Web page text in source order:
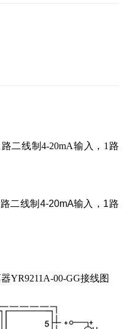
二线制4-20mA输入，1路
二线制4-20mA输入，1路
YR9211A-00-GG接线图